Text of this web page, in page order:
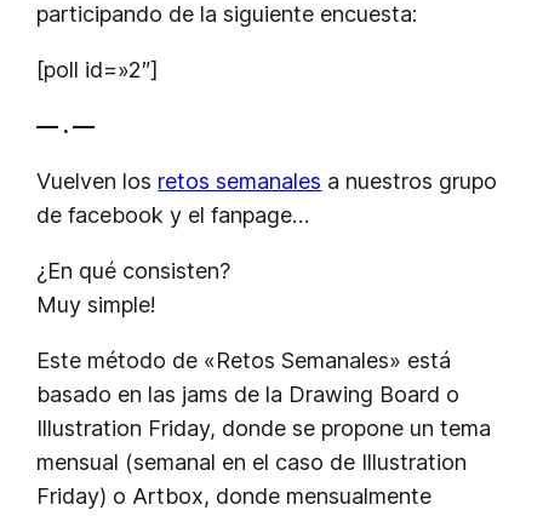
participando de la siguiente encuesta:
[poll id=»2″]
— . —
Vuelven los retos semanales a nuestros grupo
de facebook y el fanpage…
¿En qué consisten?
Muy simple!
Este método de «Retos Semanales» está
basado en las jams de la Drawing Board o
Illustration Friday, donde se propone un tema
mensual (semanal en el caso de Illustration
Friday) o Artbox, donde mensualmente